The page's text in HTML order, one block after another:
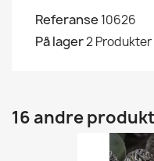
Referanse 10626
På lager2 Produkter
16 andre